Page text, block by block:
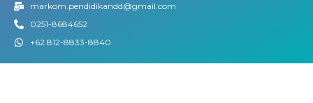
markom.pendidikandd@gmail.com
0251-8684652
+62 812-8833-8840